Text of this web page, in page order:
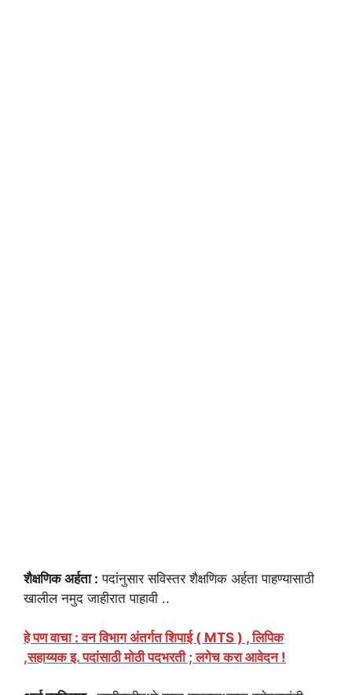
शैक्षणिक अर्हता : पदांनुसार सविस्तर शैक्षणिक अर्हता पाहण्यासाठी
खालील नमुद जाहीरात पाहावी ..
हे पण वाचा : वन विभाग अंतर्गत शिपाई ( MTS ) , लिपिक
,सहाय्यक इ. पदांसाठी मोठी पदभरती ; लगेच करा आवेदन !